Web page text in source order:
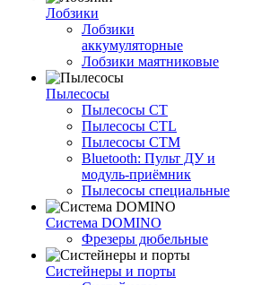
Лобзики
Лобзики
аккумуляторные
Лобзики маятниковые
Пылесосы
Пылесосы CT
Пылесосы CTL
Пылесосы CTM
Bluetooth: Пульт ДУ и
модуль-приёмник
Пылесосы специальные
Система DOMINO
Фрезеры дюбельные
Систейнеры и порты